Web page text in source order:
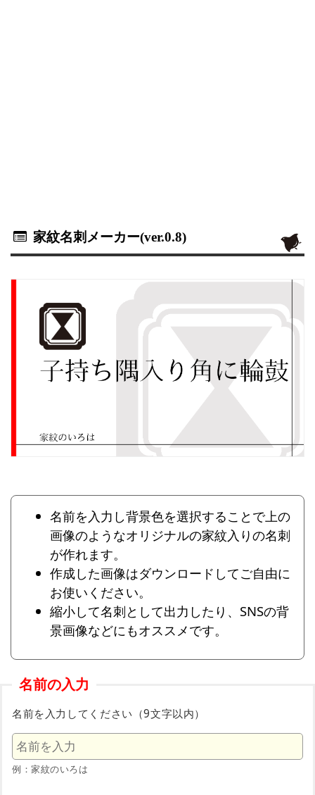
家紋名刺メーカー(ver.0.8)
名前を入力し背景色を選択することで上の
画像のようなオリジナルの家紋入りの名刺
が作れます。
作成した画像はダウンロードしてご自由に
お使いください。
縮小して名刺として出力したり、SNSの背
景画像などにもオススメです。
名前の入力
名前を入力してください（9文字以内）
例：家紋のいろは